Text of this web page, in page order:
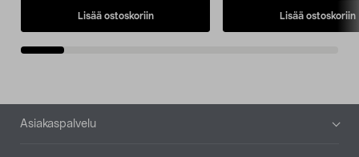
Lisää ostoskoriin Lisää ostoskoriin
Alatunniste
Asiakaspalvelu